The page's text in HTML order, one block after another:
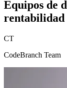
Equipos de
rentabilidad
CT
CodeBranch Team